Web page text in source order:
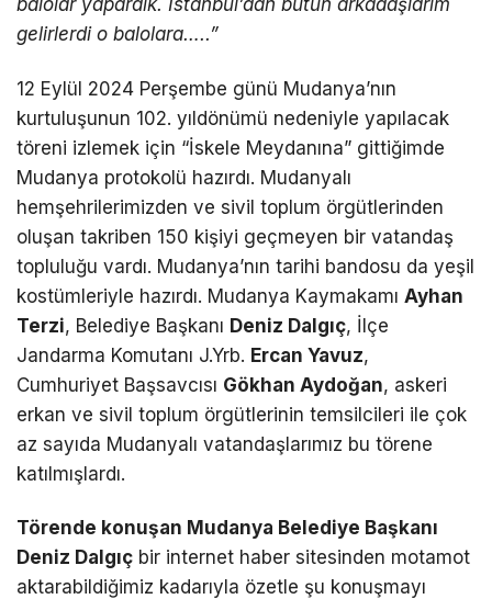
balolar yapardık. İstanbul’dan bütün arkadaşlarım
gelirlerdi o balolara…..”
12 Eylül 2024 Perşembe günü Mudanya’nın
kurtuluşunun 102. yıldönümü nedeniyle yapılacak
töreni izlemek için “İskele Meydanına” gittiğimde
Mudanya protokolü hazırdı. Mudanyalı
hemşehrilerimizden ve sivil toplum örgütlerinden
oluşan takriben 150 kişiyi geçmeyen bir vatandaş
topluluğu vardı. Mudanya’nın tarihi bandosu da yeşil
kostümleriyle hazırdı. Mudanya Kaymakamı Ayhan
Terzi, Belediye Başkanı Deniz Dalgıç, İlçe
Jandarma Komutanı J.Yrb. Ercan Yavuz,
Cumhuriyet Başsavcısı Gökhan Aydoğan, askeri
erkan ve sivil toplum örgütlerinin temsilcileri ile çok
az sayıda Mudanyalı vatandaşlarımız bu törene
katılmışlardı.
Törende konuşan Mudanya Belediye Başkanı
Deniz Dalgıç bir internet haber sitesinden motamot
aktarabildiğimiz kadarıyla özetle şu konuşmayı